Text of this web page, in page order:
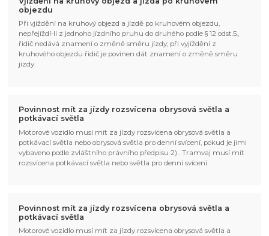
objezdu
Při vjíždění na kruhový objezd a jízdě po kruhovém objezdu,
nepřejíždí-li z jednoho jízdního pruhu do druhého podle § 12 odst.5.,
řidič nedává znamení o změně směru jízdy; při vyjíždění z
kruhového objezdu řidič je povinen dát znamení o změně směru
jízdy.
Povinnost mít za jízdy rozsvícena obrysová světla a
potkávací světla
Motorové vozidlo musí mít za jízdy rozsvícena obrysová světla a
potkávací světla nebo obrysová světla pro denní svícení, pokud je jimi
vybaveno podle zvláštního právního předpisu 2) . Tramvaj musí mít
rozsvícena potkávací světla nebo světla pro denní svícení.
Povinnost mít za jízdy rozsvícena obrysová světla a
potkávací světla
Motorové vozidlo musí mít za jízdy rozsvícena obrysová světla a